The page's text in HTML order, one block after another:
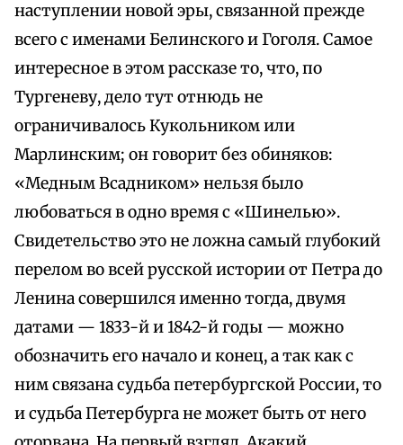
наступлении новой эры, связанной прежде
всего с именами Белинского и Гоголя. Самое
интересное в этом рассказе то, что, по
Тургеневу, дело тут отнюдь не
ограничивалось Кукольником или
Марлинским; он говорит без обиняков:
«Медным Всадником» нельзя было
любоваться в одно время с «Шинелью».
Свидетельство это не ложна самый глубокий
перелом во всей русской истории от Петра до
Ленина совершился именно тогда, двумя
датами — 1833-й и 1842-й годы — можно
обозначить его начало и конец, а так как с
ним связана судьба петербургской России, то
и судьба Петербурга не может быть от него